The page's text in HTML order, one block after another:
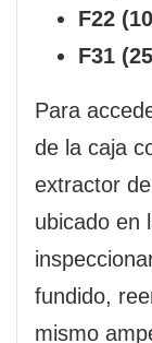
F22
F31
Para
de la caja
extractor
ubicado en
fundido,
mismo